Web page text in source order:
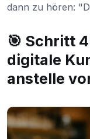
dann zu hören:
🎯 Schritt
digitale
anstelle